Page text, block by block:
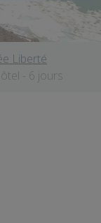
Liberté
- 6 jours